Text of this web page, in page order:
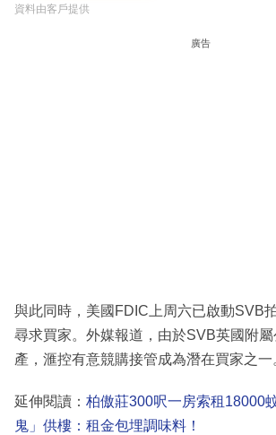
資料由客戶提供
廣告
與此同時，美國FDIC上周六已啟動SVB
尋求買家。外媒報道，由於SVB英國附
產，滙控有意競購接管成為潛在買家之一
延伸閱讀： 柏傲莊300呎一房索租18000
鬼」供樓：租金包埋調味料！